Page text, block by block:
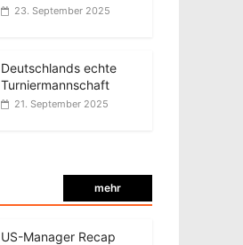
23. September 2025
Deutschlands echte
Turniermannschaft
21. September 2025
mehr
US-Manager Recap